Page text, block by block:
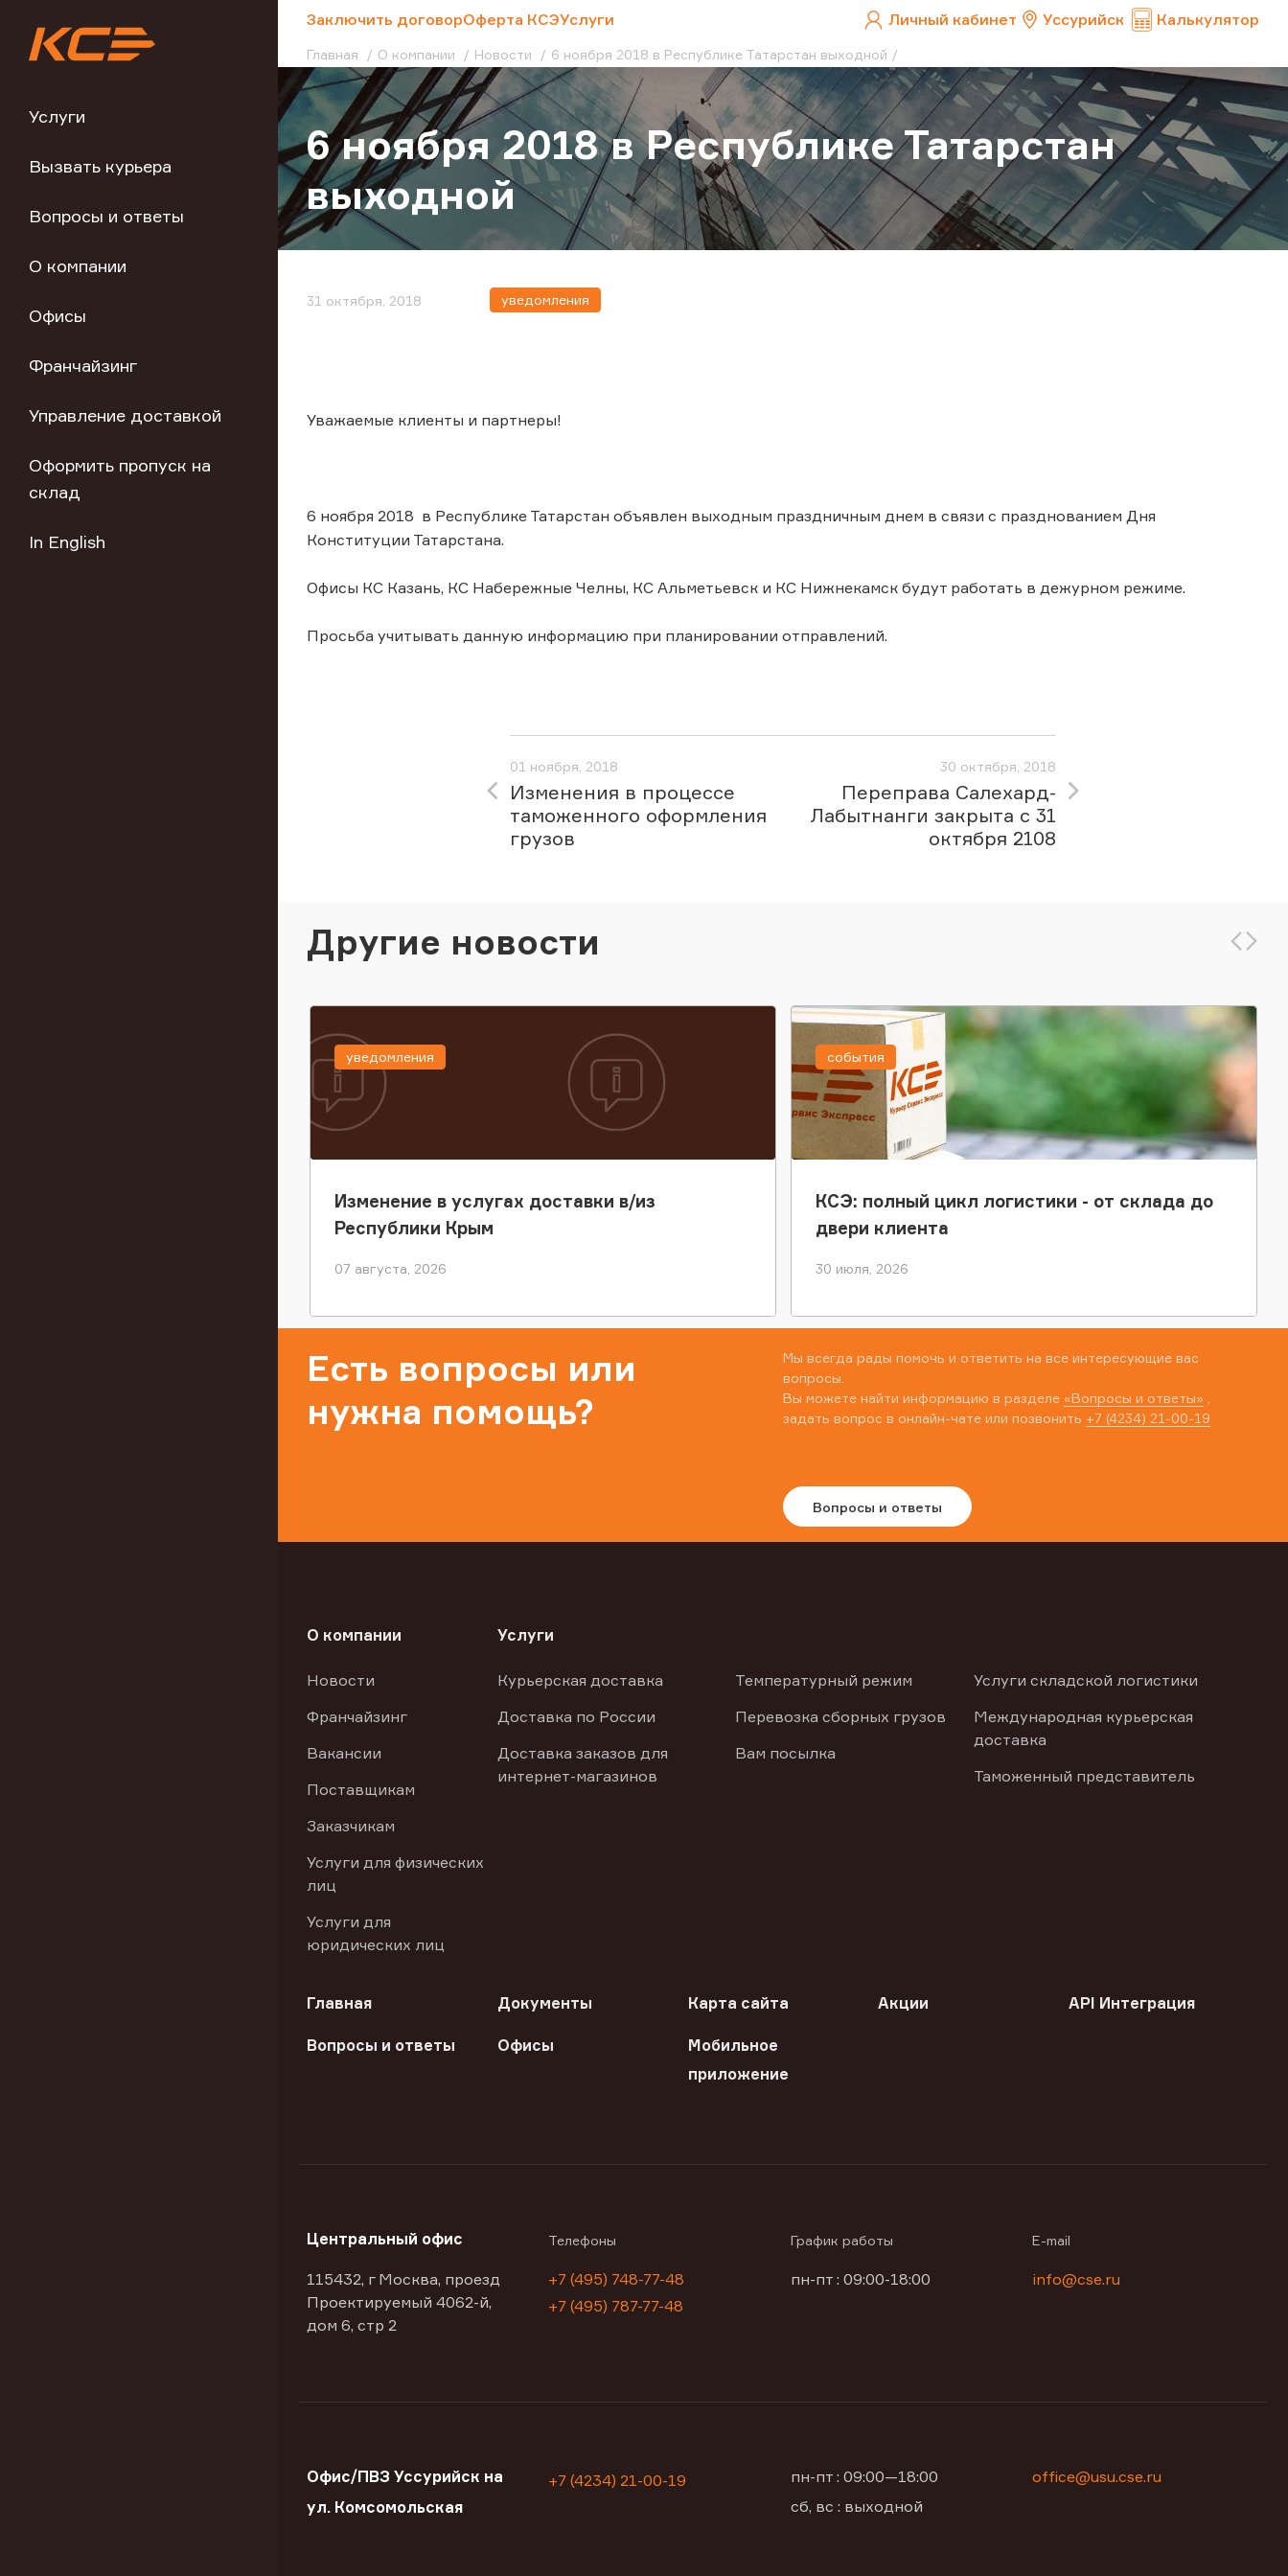
Услуги
Вызвать курьера
Вопросы и ответы
О компании
Офисы
Франчайзинг
Управление доставкой
Оформить пропуск на
склад
In English
Заключить договорОферта КСЭУслуги Личный кабинет Уссурийск Калькулятор
Главная О компании Новости 6 ноября 2018 в Республике Татарстан выходной
6 ноября 2018 в Республике Татарстан
выходной
31 октября, 2018 уведомления
Уважаемые клиенты и партнеры!
6 ноября 2018 в Республике Татарстан объявлен выходным праздничным днем в связи с празднованием Дня
Конституции Татарстана.
Офисы КС Казань, КС Набережные Челны, КС Альметьевск и КС Нижнекамск будут работать в дежурном режиме.
Просьба учитывать данную информацию при планировании отправлений.
01 ноября, 2018
Изменения в процессе
таможенного оформления
грузов
30 октября, 2018
Переправа Салехард-
Лабытнанги закрыта с 31
октября 2108
Другие новости
Изменение в услугах доставки в/из
Республики Крым
07 августа, 2026
уведомления
КСЭ: полный цикл логистики - от склада до
двери клиента
30 июля, 2026
события
Есть вопросы или
нужна помощь?
Мы всегда рады помочь и ответить на все интересующие вас
вопросы.
Вы можете найти информацию в разделе «Вопросы и ответы»
задать вопрос в онлайн-чате или позвонить +7 (4234) 21-00-19
Вопросы и ответы
О компании
Новости
Франчайзинг
Вакансии
Поставщикам
Заказчикам
Услуги для физических
лиц
Услуги для
юридических лиц
Услуги
Курьерская доставка
Доставка по России
Доставка заказов для
интернет-магазинов
Температурный режим
Перевозка сборных грузов
Вам посылка
Услуги складской логистики
Международная курьерская
доставка
Таможенный представитель
Главная Документы Карта сайта Акции API Интеграция
Вопросы и ответы Офисы
Мобильное
приложение
Центральный офис
115432, г Москва, проезд
Проектируемый 4062-й,
дом 6, стр 2
Телефоны
+7 (495) 748-77-48
+7 (495) 787-77-48
График работы
пн-пт : 09:00-18:00
E-mail
info@cse.ru
Офис/ПВЗ Уссурийск на
ул. Комсомольская
+7 (4234) 21-00-19
пн-пт : 09:00—18:00
сб, вс : выходной
office@usu.cse.ru